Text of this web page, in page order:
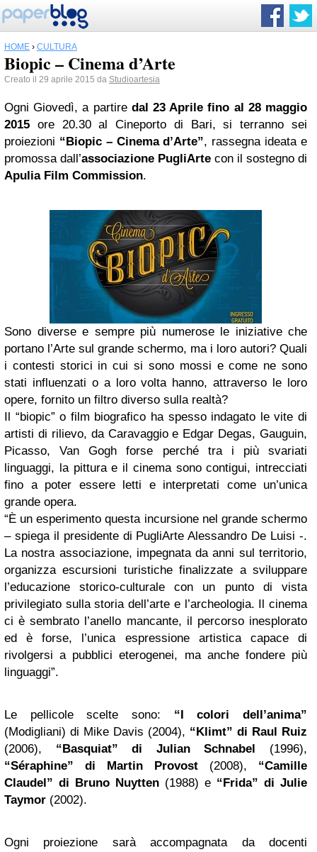
HOME › CULTURA
Biopic – Cinema d’Arte
Creato il 29 aprile 2015 da Studioartesia
Ogni Giovedì, a partire dal 23 Aprile fino al 28 maggio
2015 ore 20.30 al Cineporto di Bari, si terranno sei
proiezioni “Biopic – Cinema d’Arte”, rassegna ideata e
promossa dall’associazione PugliArte con il sostegno di
Apulia Film Commission.
Sono diverse e sempre più numerose le iniziative che
portano l’Arte sul grande schermo, ma i loro autori? Quali
i contesti storici in cui si sono mossi e come ne sono
stati influenzati o a loro volta hanno, attraverso le loro
opere, fornito un filtro diverso sulla realtà?
Il “biopic” o film biografico ha spesso indagato le vite di
artisti di rilievo, da Caravaggio e Edgar Degas, Gauguin,
Picasso, Van Gogh forse perché tra i più svariati
linguaggi, la pittura e il cinema sono contigui, intrecciati
fino a poter essere letti e interpretati come un’unica
grande opera.
“È un esperimento questa incursione nel grande schermo
– spiega il presidente di PugliArte Alessandro De Luisi -.
La nostra associazione, impegnata da anni sul territorio,
organizza escursioni turistiche finalizzate a sviluppare
l’educazione storico-culturale con un punto di vista
privilegiato sulla storia dell’arte e l’archeologia. Il cinema
ci è sembrato l’anello mancante, il percorso inesplorato
ed è forse, l’unica espressione artistica capace di
rivolgersi a pubblici eterogenei, ma anche fondere più
linguaggi”.
Le pellicole scelte sono: “I colori dell’anima”
(Modigliani) di Mike Davis (2004), “Klimt” di Raul Ruiz
(2006), “Basquiat” di Julian Schnabel (1996),
“Séraphine” di Martin Provost (2008), “Camille
Claudel” di Bruno Nuytten (1988) e “Frida” di Julie
Taymor (2002).
Ogni proiezione sarà accompagnata da docenti